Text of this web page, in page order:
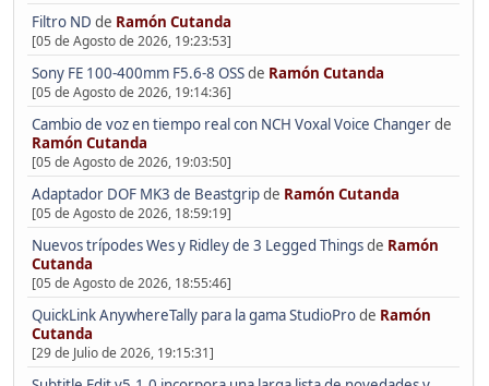
Filtro ND de Ramón Cutanda
[05 de Agosto de 2026, 19:23:53]
Sony FE 100-400mm F5.6-8 OSSde Ramón Cutanda
[05 de Agosto de 2026, 19:14:36]
Cambio de voz en tiempo real con NCH Voxal Voice Changerde
Ramón Cutanda
[05 de Agosto de 2026, 19:03:50]
Adaptador DOF MK3 de Beastgripde Ramón Cutanda
[05 de Agosto de 2026, 18:59:19]
Nuevos trípodes Wes y Ridley de 3 Legged Thingsde Ramón
Cutanda
[05 de Agosto de 2026, 18:55:46]
QuickLink AnywhereTally para la gama StudioProde Ramón
Cutanda
[29 de Julio de 2026, 19:15:31]